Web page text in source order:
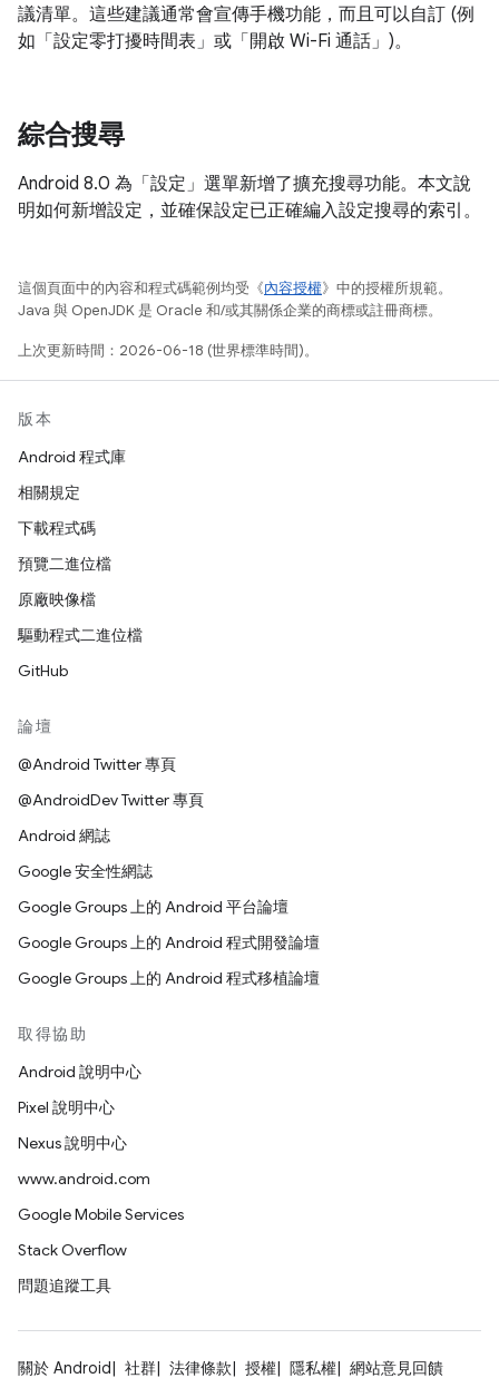
議清單。這些建議通常會宣傳手機功能，而且可以自訂 (例
如「設定零打擾時間表」或「開啟 Wi-Fi 通話」)。
綜合搜尋
Android 8.0 為「設定」選單新增了擴充搜尋功能。本文說
明如何新增設定，並確保設定已正確編入設定搜尋的索引。
這個頁面中的內容和程式碼範例均受《內容授權》中的授權所規範。
Java 與 OpenJDK 是 Oracle 和/或其關係企業的商標或註冊商標。
上次更新時間：2026-06-18 (世界標準時間)。
版本
Android 程式庫
相關規定
下載程式碼
預覽二進位檔
原廠映像檔
驅動程式二進位檔
GitHub
論壇
@Android Twitter 專頁
@AndroidDev Twitter 專頁
Android 網誌
Google 安全性網誌
Google Groups 上的 Android 平台論壇
Google Groups 上的 Android 程式開發論壇
Google Groups 上的 Android 程式移植論壇
取得協助
Android 說明中心
Pixel 說明中心
Nexus 說明中心
www.android.com
Google Mobile Services
Stack Overflow
問題追蹤工具
關於 Android 社群 法律條款 授權 隱私權 網站意見回饋